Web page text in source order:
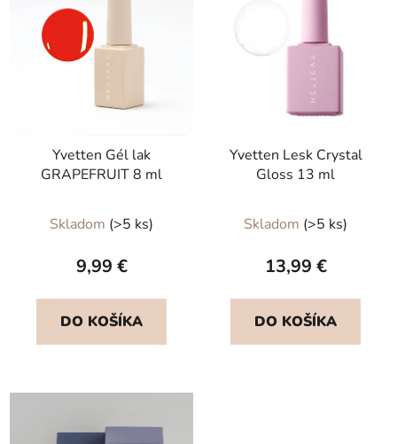
Yvetten Gél lak
GRAPEFRUIT 8 ml
Skladom (>5 ks)
9,99 €
DO KOŠÍKA
Yvetten Lesk Crystal
Gloss 13 ml
hodnotenie
produktu
5,0
z
Skladom (>5 ks)
13,99 €
DO KOŠÍKA